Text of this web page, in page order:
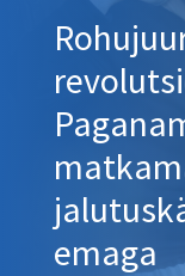
emaga